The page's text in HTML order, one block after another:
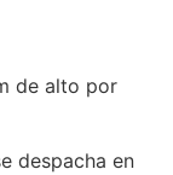
de alto por
despacha en